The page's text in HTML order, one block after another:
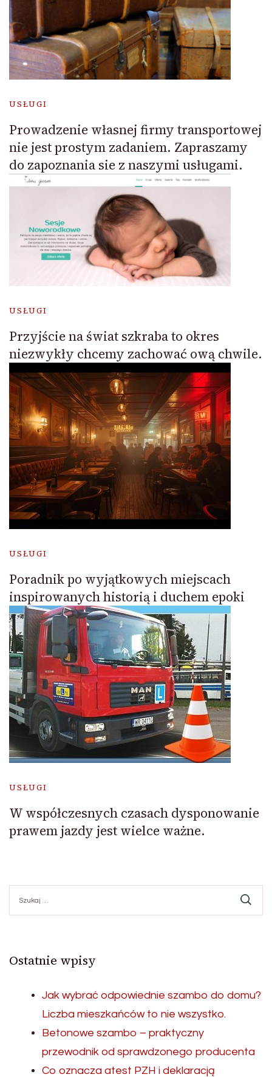
USŁUGI
Prowadzenie własnej firmy transportowej
nie jest prostym zadaniem. Zapraszamy
do zapoznania sie z naszymi usługami.
USŁUGI
Przyjście na świat szkraba to okres
niezwykły chcemy zachować ową chwile.
USŁUGI
Poradnik po wyjątkowych miejscach
inspirowanych historią i duchem epoki
USŁUGI
W współczesnych czasach dysponowanie
prawem jazdy jest wielce ważne.
Ostatnie wpisy
Jak wybrać odpowiednie szambo do domu?
Liczba mieszkańców to nie wszystko.
Betonowe szambo – praktyczny
przewodnik od sprawdzonego producenta
Co oznacza atest PZH i deklaracją